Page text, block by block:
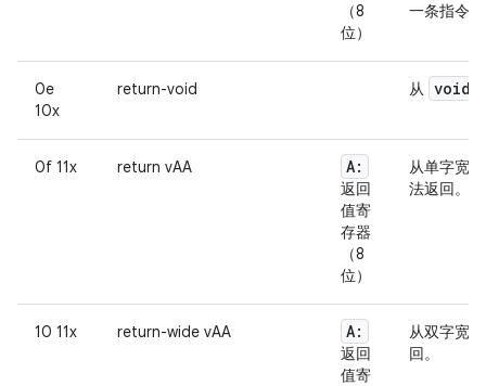
（8
位）
一条指令
0e
10x
return-void 从 void
0f 11x return vAA A:
返回
值寄
存器
（8
位）
从单字宽
法返回。
10 11x return-wide vAA A:
返回
值寄
从双字宽
回。